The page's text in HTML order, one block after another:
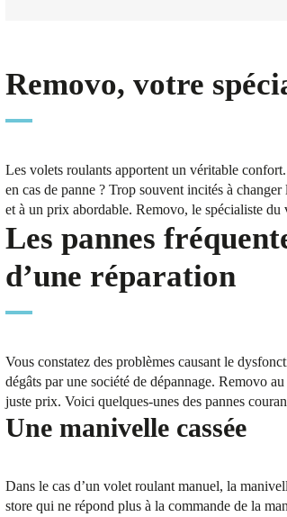
Removo, votre
Les volets roulants apportent un véritable
en cas de panne ? Trop souvent incités à
et à un prix abordable. Removo, le spécialiste du
Les pannes
d’une réparation
Vous constatez des problèmes causant le
dégâts par une société de dépannage. Removo
juste prix. Voici quelques-unes des pannes
Une manivelle cassée
Dans le cas d’un volet roulant manuel, la
store qui ne répond plus à la commande de la